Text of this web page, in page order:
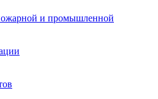
и промышленной